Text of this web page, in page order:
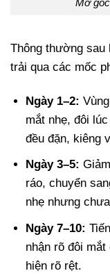
Mở
Thông thường sau
trải qua các mốc
Ngày 1–2:
mắt nhẹ, đôi
đều đặn, kiêng
Ngày 3–5:
ráo, chuyển
nhẹ nhưng
Ngày 7–10:
nhận rõ đôi
hiện rõ rệt.